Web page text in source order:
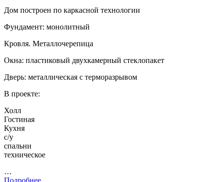
Дом построен по каркасной технологии
Фундамент: монолитный
Кровля. Металлочерепица
Окна: пластиковый двухкамерный стеклопакет
Дверь: металлическая с терморазрывом
В проекте:
Холл
Гостиная
Кухня
с/у
спальни
техническое
…
Подробнее